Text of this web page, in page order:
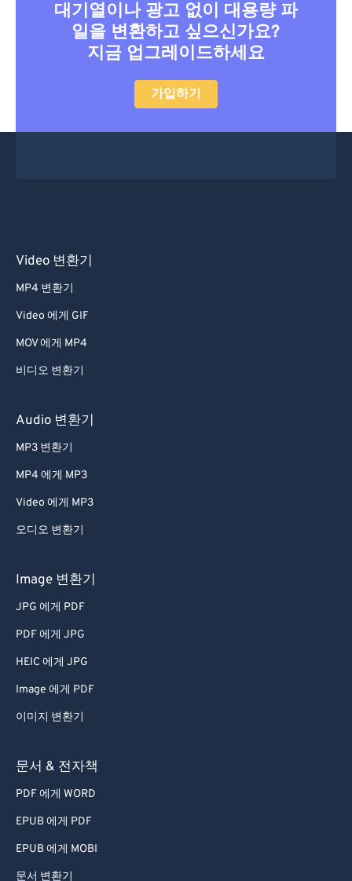
대기열이나 광고 없이 대용량 파
일을 변환하고 싶으신가요?
지금 업그레이드하세요
가입하기
Video 변환기
MP4 변환기
Video 에게 GIF
MOV 에게 MP4
비디오 변환기
Audio 변환기
MP3 변환기
MP4 에게 MP3
Video 에게 MP3
오디오 변환기
Image 변환기
JPG 에게 PDF
PDF 에게 JPG
HEIC 에게 JPG
Image 에게 PDF
이미지 변환기
문서 & 전자책
PDF 에게 WORD
EPUB 에게 PDF
EPUB 에게 MOBI
문서 변환기